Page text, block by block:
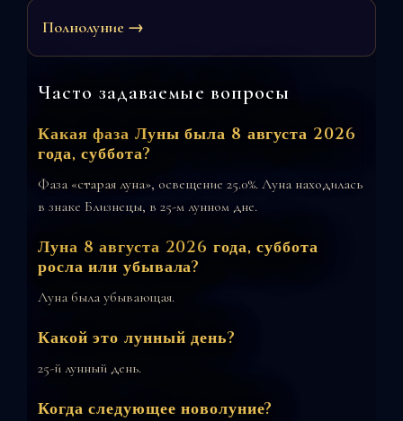
Полнолуние →
Часто задаваемые вопросы
Какая фаза Луны была 8 августа 2026
года, суббота?
Фаза «старая луна», освещение 25.0%. Луна находилась
в знаке Близнецы, в 25-м лунном дне.
Луна 8 августа 2026 года, суббота
росла или убывала?
Луна была убывающая.
Какой это лунный день?
25-й лунный день.
Когда следующее новолуние?